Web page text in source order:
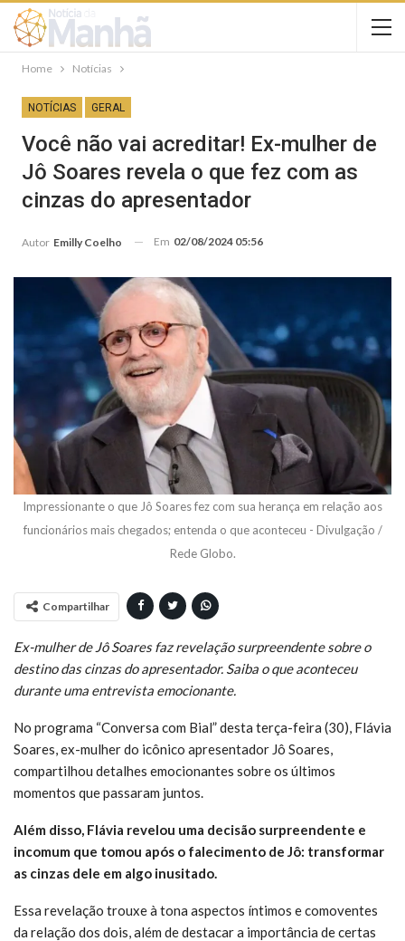
Home Notícias
NOTÍCIAS GERAL
Você não vai acreditar! Ex-mulher de
Jô Soares revela o que fez com as
cinzas do apresentador
Autor Emilly Coelho Em 02/08/2024 05:56
Impressionante o que Jô Soares fez com sua herança em relação aos
funcionários mais chegados; entenda o que aconteceu - Divulgação /
Rede Globo.
Compartilhar
Ex-mulher de Jô Soares faz revelação surpreendente sobre o
destino das cinzas do apresentador. Saiba o que aconteceu
durante uma entrevista emocionante.
No programa “Conversa com Bial” desta terça-feira (30), Flávia
Soares, ex-mulher do icônico apresentador Jô Soares,
compartilhou detalhes emocionantes sobre os últimos
momentos que passaram juntos.
Além disso, Flávia revelou uma decisão surpreendente e
incomum que tomou após o falecimento de Jô: transformar
as cinzas dele em algo inusitado.
Essa revelação trouxe à tona aspectos íntimos e comoventes
da relação dos dois, além de destacar a importância de certas